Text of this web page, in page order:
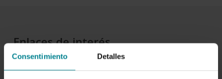
Consentimiento Detalles
Enlaces de interés
Gobierno corporativo